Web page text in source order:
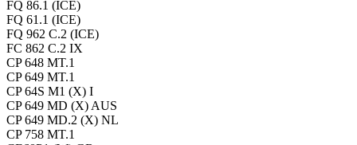
FQ 86.1 (ICE)
FQ 61.1 (ICE)
FQ 962 C.2 (ICE)
FC 862 C.2 IX
CP 648 MT.1
CP 649 MT.1
CP 64S M1 (X) I
CP 649 MD (X) AUS
CP 649 MD.2 (X) NL
CP 758 MT.1